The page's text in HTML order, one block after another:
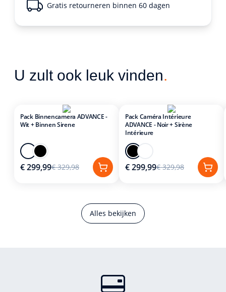
Gratis retourneren binnen 60 dagen
U zult ook leuk vinden.
Alles bekijken
Pack Binnencamera ADVANCE -
Wit + Binnen Sirene
€ 299,99€ 329,98
Pack Caméra Intérieure
ADVANCE - Noir + Sirène
Intérieure
€ 299,99€ 329,98